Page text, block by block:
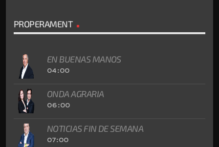
PROPERAMENT
EN BUENAS MANOS
04:00
ONDA AGRARIA
06:00
NOTICIAS FIN DE SEMANA
07:00